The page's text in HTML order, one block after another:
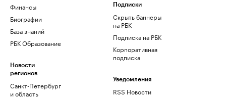
Финансы
Биографии
База знаний
РБК Образование
Новости
регионов
Санкт-Петербург
и область
Подписки
Скрыть баннеры
на РБК
Подписка на РБК
Корпоративная
подписка
Уведомления
RSS Новости